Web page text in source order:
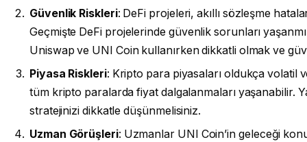
Güvenlik Riskleri: DeFi projeleri, akıllı sözleşme
Geçmişte DeFi projelerinde güvenlik sorunları
Uniswap ve UNI Coin kullanırken dikkatli olmak ve
Piyasa Riskleri: Kripto para piyasaları oldukça volatil
tüm kripto paralarda fiyat dalgalanmaları yaşanabilir.
stratejinizi dikkatle düşünmelisiniz.
Uzman Görüşleri: Uzmanlar UNI Coin’in geleceği